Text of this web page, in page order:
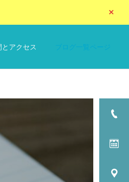
アクセス ブログ一覧ページ
細を見る
マチ科
脂質異常症の食事と運動